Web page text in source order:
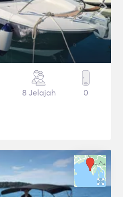
8 Jelajah 0